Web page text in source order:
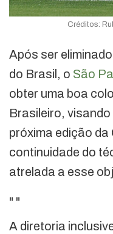
Créditos:
Após ser
do Brasil, o São
obter uma boa
Brasileiro,
próxima edição
continuidade do
atrelada a esse
" "
A diretoria